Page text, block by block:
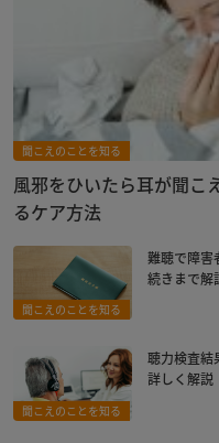
聞こえのことを知る
風邪をひいたら耳が聞こ
るケア方法
聞こえのことを知る
難聴で障害
続きまで解
聞こえのことを知る
聴力検査結
詳しく解説